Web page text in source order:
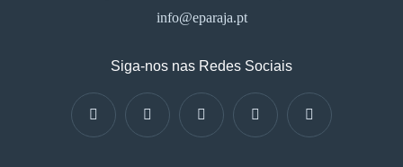
info@eparaja.pt
Siga-nos nas Redes Sociais